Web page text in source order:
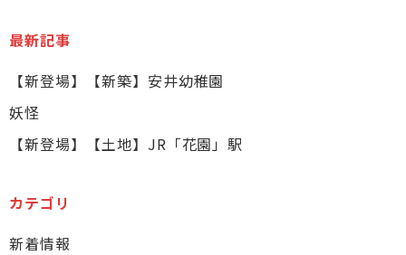
最新記事
【新登場】【新築】安井幼稚園
妖怪
【新登場】【土地】JR「花園」駅
カテゴリ
新着情報